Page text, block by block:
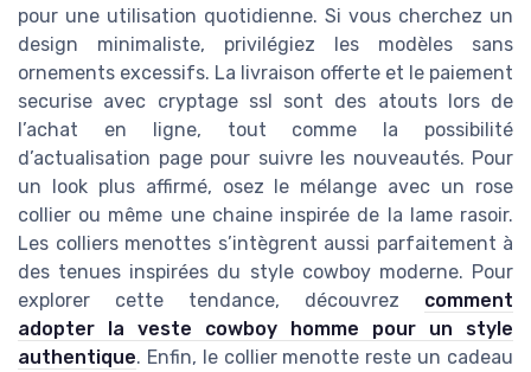
pour une utilisation quotidienne. Si vous cherchez un
design minimaliste, privilégiez les modèles sans
ornements excessifs. La livraison offerte et le paiement
securise avec cryptage ssl sont des atouts lors de
l’achat en ligne, tout comme la possibilité
d’actualisation page pour suivre les nouveautés. Pour
un look plus affirmé, osez le mélange avec un rose
collier ou même une chaine inspirée de la lame rasoir.
Les colliers menottes s’intègrent aussi parfaitement à
des tenues inspirées du style cowboy moderne. Pour
explorer cette tendance, découvrez comment
adopter la veste cowboy homme pour un style
authentique. Enfin, le collier menotte reste un cadeau